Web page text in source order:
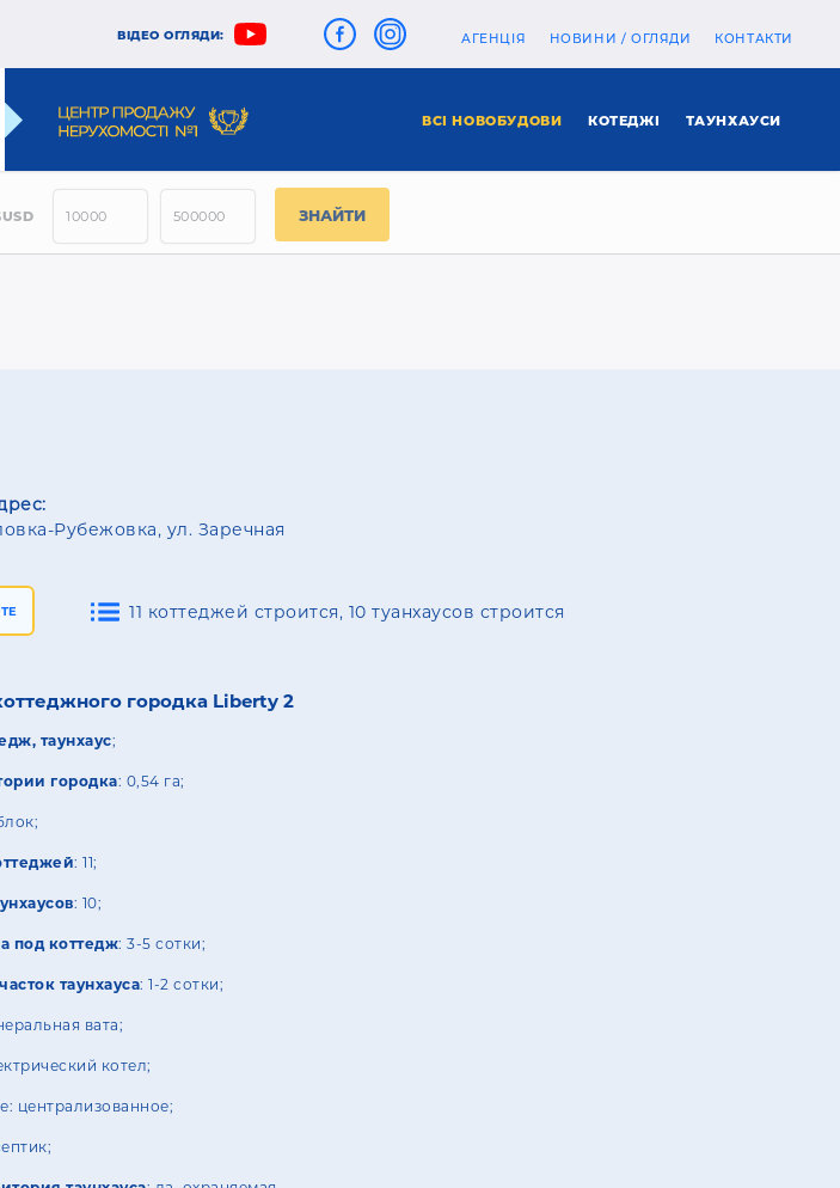
АГЕНЦІЯ НОВИНИ / ОГЛЯДИ КОНТАКТИ
ВІДЕО ОГЛЯДИ:
ВСІ НОВОБУДОВИ КОТЕДЖІ ТАУНХАУСИ
Рубежовка, ул. Заречная
11 коттеджей строится, 10 туанхаусов строится
городка Liberty 2
таунхаус;
городка: 0,54 га;
: 11;
: 10;
под коттедж: 3-5 сотки;
таунхауса: 1-2 сотки;
вата;
котел;
централизованное;